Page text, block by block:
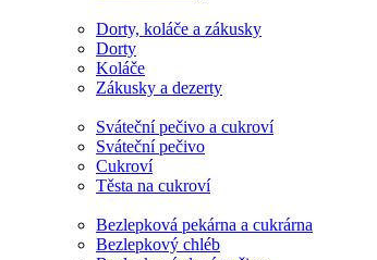
Dorty, koláče a zákusky
Dorty
Koláče
Zákusky a dezerty
Sváteční pečivo a cukroví
Sváteční pečivo
Cukroví
Těsta na cukroví
Bezlepková pekárna a cukrárna
Bezlepkový chléb